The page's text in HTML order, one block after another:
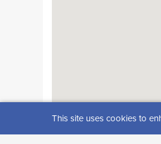
This site uses cookies to